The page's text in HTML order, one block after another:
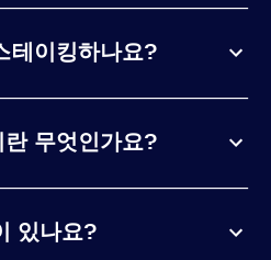
테이킹하나요?
무엇인가요?
있나요?